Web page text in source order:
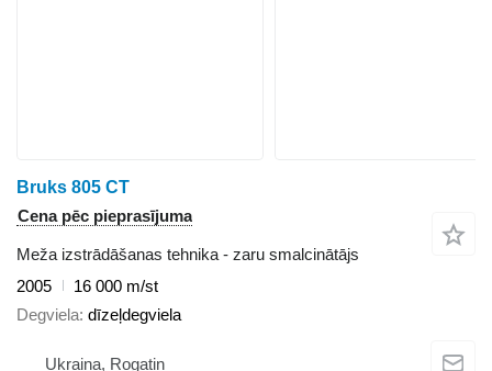
Bruks 805 CT
Cena pēc pieprasījuma
Meža izstrādāšanas tehnika - zaru smalcinātājs
2005
16 000 m/st
Degviela dīzeļdegviela
Ukraina, Rogatin